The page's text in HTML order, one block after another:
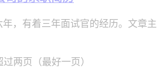
，有着三年面试官的经历。文章主
两页（最好一页）